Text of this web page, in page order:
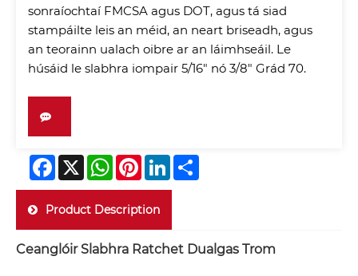
sonraíochtaí FMCSA agus DOT, agus tá siad
stampáilte leis an méid, an neart briseadh, agus
an teorainn ualach oibre ar an láimhseáil. Le
húsáid le slabhra iompair 5/16" nó 3/8" Grád 70.
Facebook
X WhatsAppPinterestLinkedIn
Product Description
Ceanglóir Slabhra Ratchet Dualgas Trom